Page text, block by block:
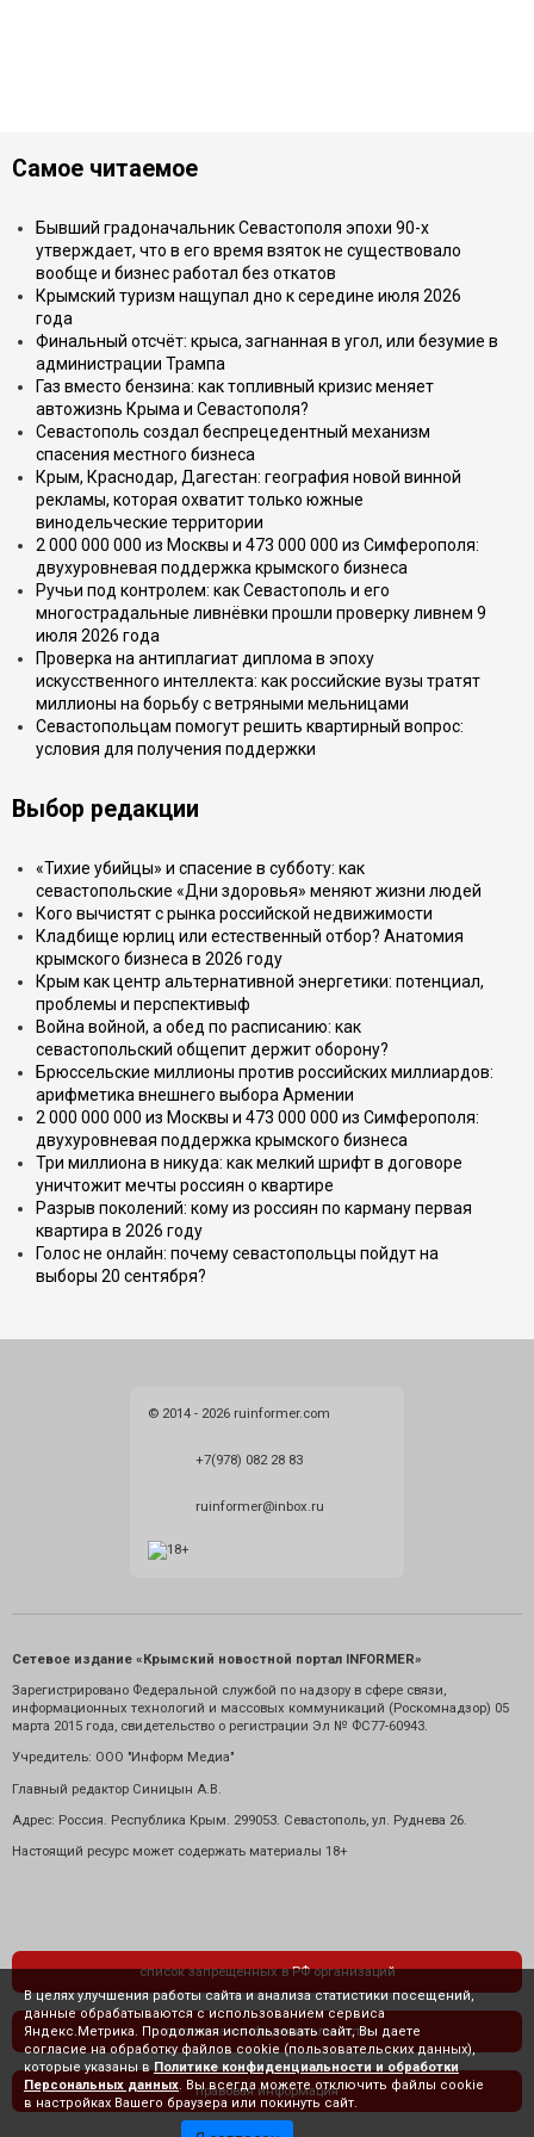
Самое читаемое
Бывший градоначальник Севастополя эпохи 90-х
утверждает, что в его время взяток не существовало
вообще и бизнес работал без откатов
Крымский туризм нащупал дно к середине июля 2026
года
Финальный отсчёт: крыса, загнанная в угол, или безумие в
администрации Трампа
Газ вместо бензина: как топливный кризис меняет
автожизнь Крыма и Севастополя?
Севастополь создал беспрецедентный механизм
спасения местного бизнеса
Крым, Краснодар, Дагестан: география новой винной
рекламы, которая охватит только южные
винодельческие территории
2 000 000 000 из Москвы и 473 000 000 из Симферополя:
двухуровневая поддержка крымского бизнеса
Ручьи под контролем: как Севастополь и его
многострадальные ливнёвки прошли проверку ливнем 9
июля 2026 года
Проверка на антиплагиат диплома в эпоху
искусственного интеллекта: как российские вузы тратят
миллионы на борьбу с ветряными мельницами
Севастопольцам помогут решить квартирный вопрос:
условия для получения поддержки
Выбор редакции
«Тихие убийцы» и спасение в субботу: как
севастопольские «Дни здоровья» меняют жизни людей
Кого вычистят с рынка российской недвижимости
Кладбище юрлиц или естественный отбор? Анатомия
крымского бизнеса в 2026 году
Крым как центр альтернативной энергетики: потенциал,
проблемы и перспективыф
Война войной, а обед по расписанию: как
севастопольский общепит держит оборону?
Брюссельские миллионы против российских миллиардов:
арифметика внешнего выбора Армении
2 000 000 000 из Москвы и 473 000 000 из Симферополя:
двухуровневая поддержка крымского бизнеса
Три миллиона в никуда: как мелкий шрифт в договоре
уничтожит мечты россиян о квартире
Разрыв поколений: кому из россиян по карману первая
квартира в 2026 году
Голос не онлайн: почему севастопольцы пойдут на
выборы 20 сентября?
© 2014 - 2026 ruinformer.com
+7(978) 082 28 83
ruinformer@inbox.ru
Сетевое издание «Крымский новостной портал INFORMER»
Зарегистрировано Федеральной службой по надзору в сфере связи,
информационных технологий и массовых коммуникаций (Роскомнадзор) 05
марта 2015 года, свидетельство о регистрации Эл № ФС77-60943.
Учредитель: ООО "Информ Медиа"
Главный редактор Синицын А.В.
Адрес: Россия. Республика Крым. 299053. Севастополь, ул. Руднева 26.
Настоящий ресурс может содержать материалы 18+
список запрещенных в РФ организаций
политика конфиденциальности
правовая информация
В целях улучшения работы сайта и анализа статистики посещений,
данные обрабатываются с использованием сервиса
Яндекс.Метрика. Продолжая использовать сайт, Вы даете
согласие на обработку файлов cookie (пользовательских данных),
которые указаны в Политике конфиденциальности и обработки
Персональных данных . Вы всегда можете отключить файлы cookie
в настройках Вашего браузера или покинуть сайт.